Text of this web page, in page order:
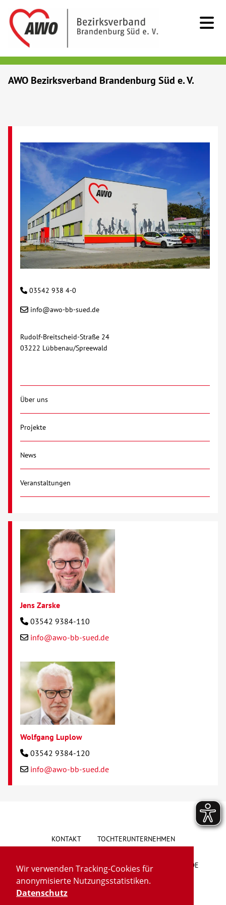
Wir verwenden Tracking-Cookies für
anonymisierte Nutzungsstatistiken.
Datenschutz
Beratung & Hilfe
Begegnung
Bildung
Über uns
Ausbildung
Glossar
AWO Bezirksverband Brandenburg Süd e. V.
03542 938 4-0
info@awo-bb-sued.de
Rudolf-Breitscheid-Straße 24
03222 Lübbenau/Spreewald
Über uns
Projekte
News
Veranstaltungen
Jens Zarske
03542 9384-110
info@awo-bb-sued.de
Wolfgang Luplow
03542 9384-120
info@awo-bb-sued.de
KONTAKT TOCHTERUNTERNEHMEN
HINWEISGEBERSYSTEM VORSCHLAG/BESCHWERDE
LIEFERKETTENGESETZ